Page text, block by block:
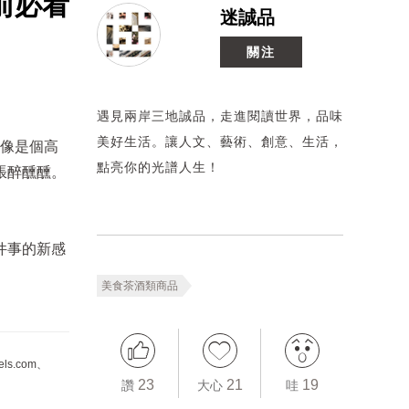
是個高
醺醺。
事的新感
、
迷誠品
關注
遇見兩岸三地誠品，走進閱讀世界，品味
美好生活。讓人文、藝術、創意、生活，
點亮你的光譜人生！
美食茶酒類商品
讚 23 大心 21 哇 19